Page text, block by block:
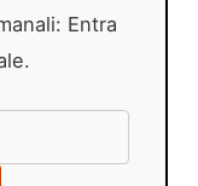
Entra